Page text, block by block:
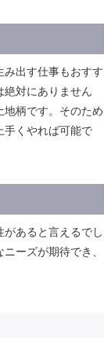
み出す仕事もおすす
絶対にありません
地柄です。そのため
手くやれば可能で
あると言えるでし
ーズが期待でき、